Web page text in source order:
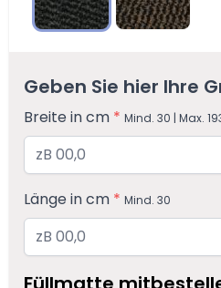
Geben Sie hier Ihre
Breite in cm * Mind. 30 | Max.
Länge in cm * Mind. 30